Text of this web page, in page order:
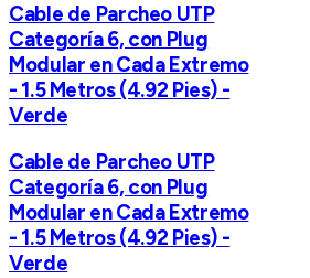
Cable de Parcheo UTP
Categoría 6, con Plug
Modular en Cada Extremo
- 1.5 Metros (4.92 Pies) -
Verde
Cable de Parcheo UTP
Categoría 6, con Plug
Modular en Cada Extremo
- 1.5 Metros (4.92 Pies) -
Verde